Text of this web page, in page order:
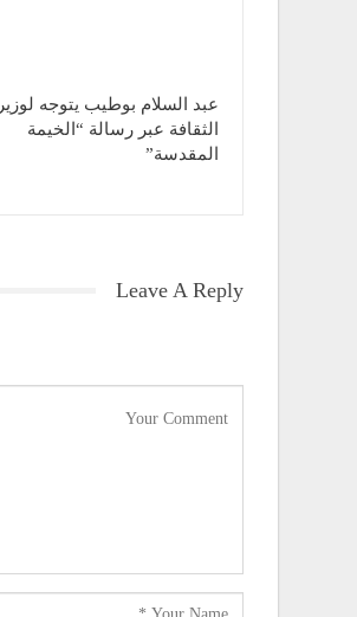
عبد السلام بوطيب يتوجه لوزير
الثقافة عبر رسالة “الخيمة
المقدسة”
Leave A Reply